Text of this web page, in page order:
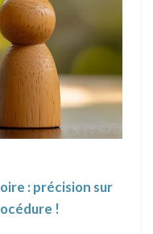
: précision sur
!